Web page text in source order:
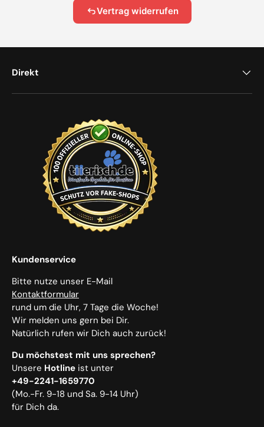
Vertrag widerrufen
Direkt
Kundenservice
Bitte nutze unser E-Mail
Kontaktformular
rund um die Uhr, 7 Tage die Woche!
Wir melden uns gern bei Dir.
Natürlich rufen wir Dich auch zurück!
Du möchstest mit uns sprechen?
Unsere Hotline ist unter
+49-2241-1659770
(Mo.-Fr. 9-18 und Sa. 9-14 Uhr)
für Dich da.